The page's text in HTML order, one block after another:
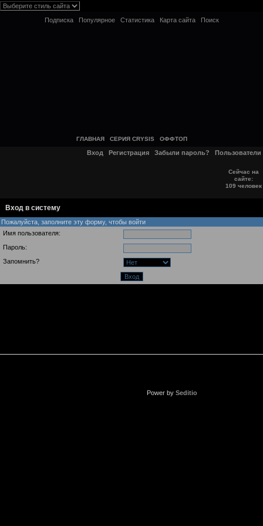
Подписка Популярное Статистика Карта сайта Поиск
ГЛАВНАЯ СЕРИЯ CRYSIS ОФФТОП
Вход Регистрация Забыли пароль? Пользователи
Сейчас на
сайте:
109 человек
Вход в систему
Пожалуйста, заполните эту форму, чтобы войти
Имя пользователя:
Пароль:
Запомнить?
Power by Seditio